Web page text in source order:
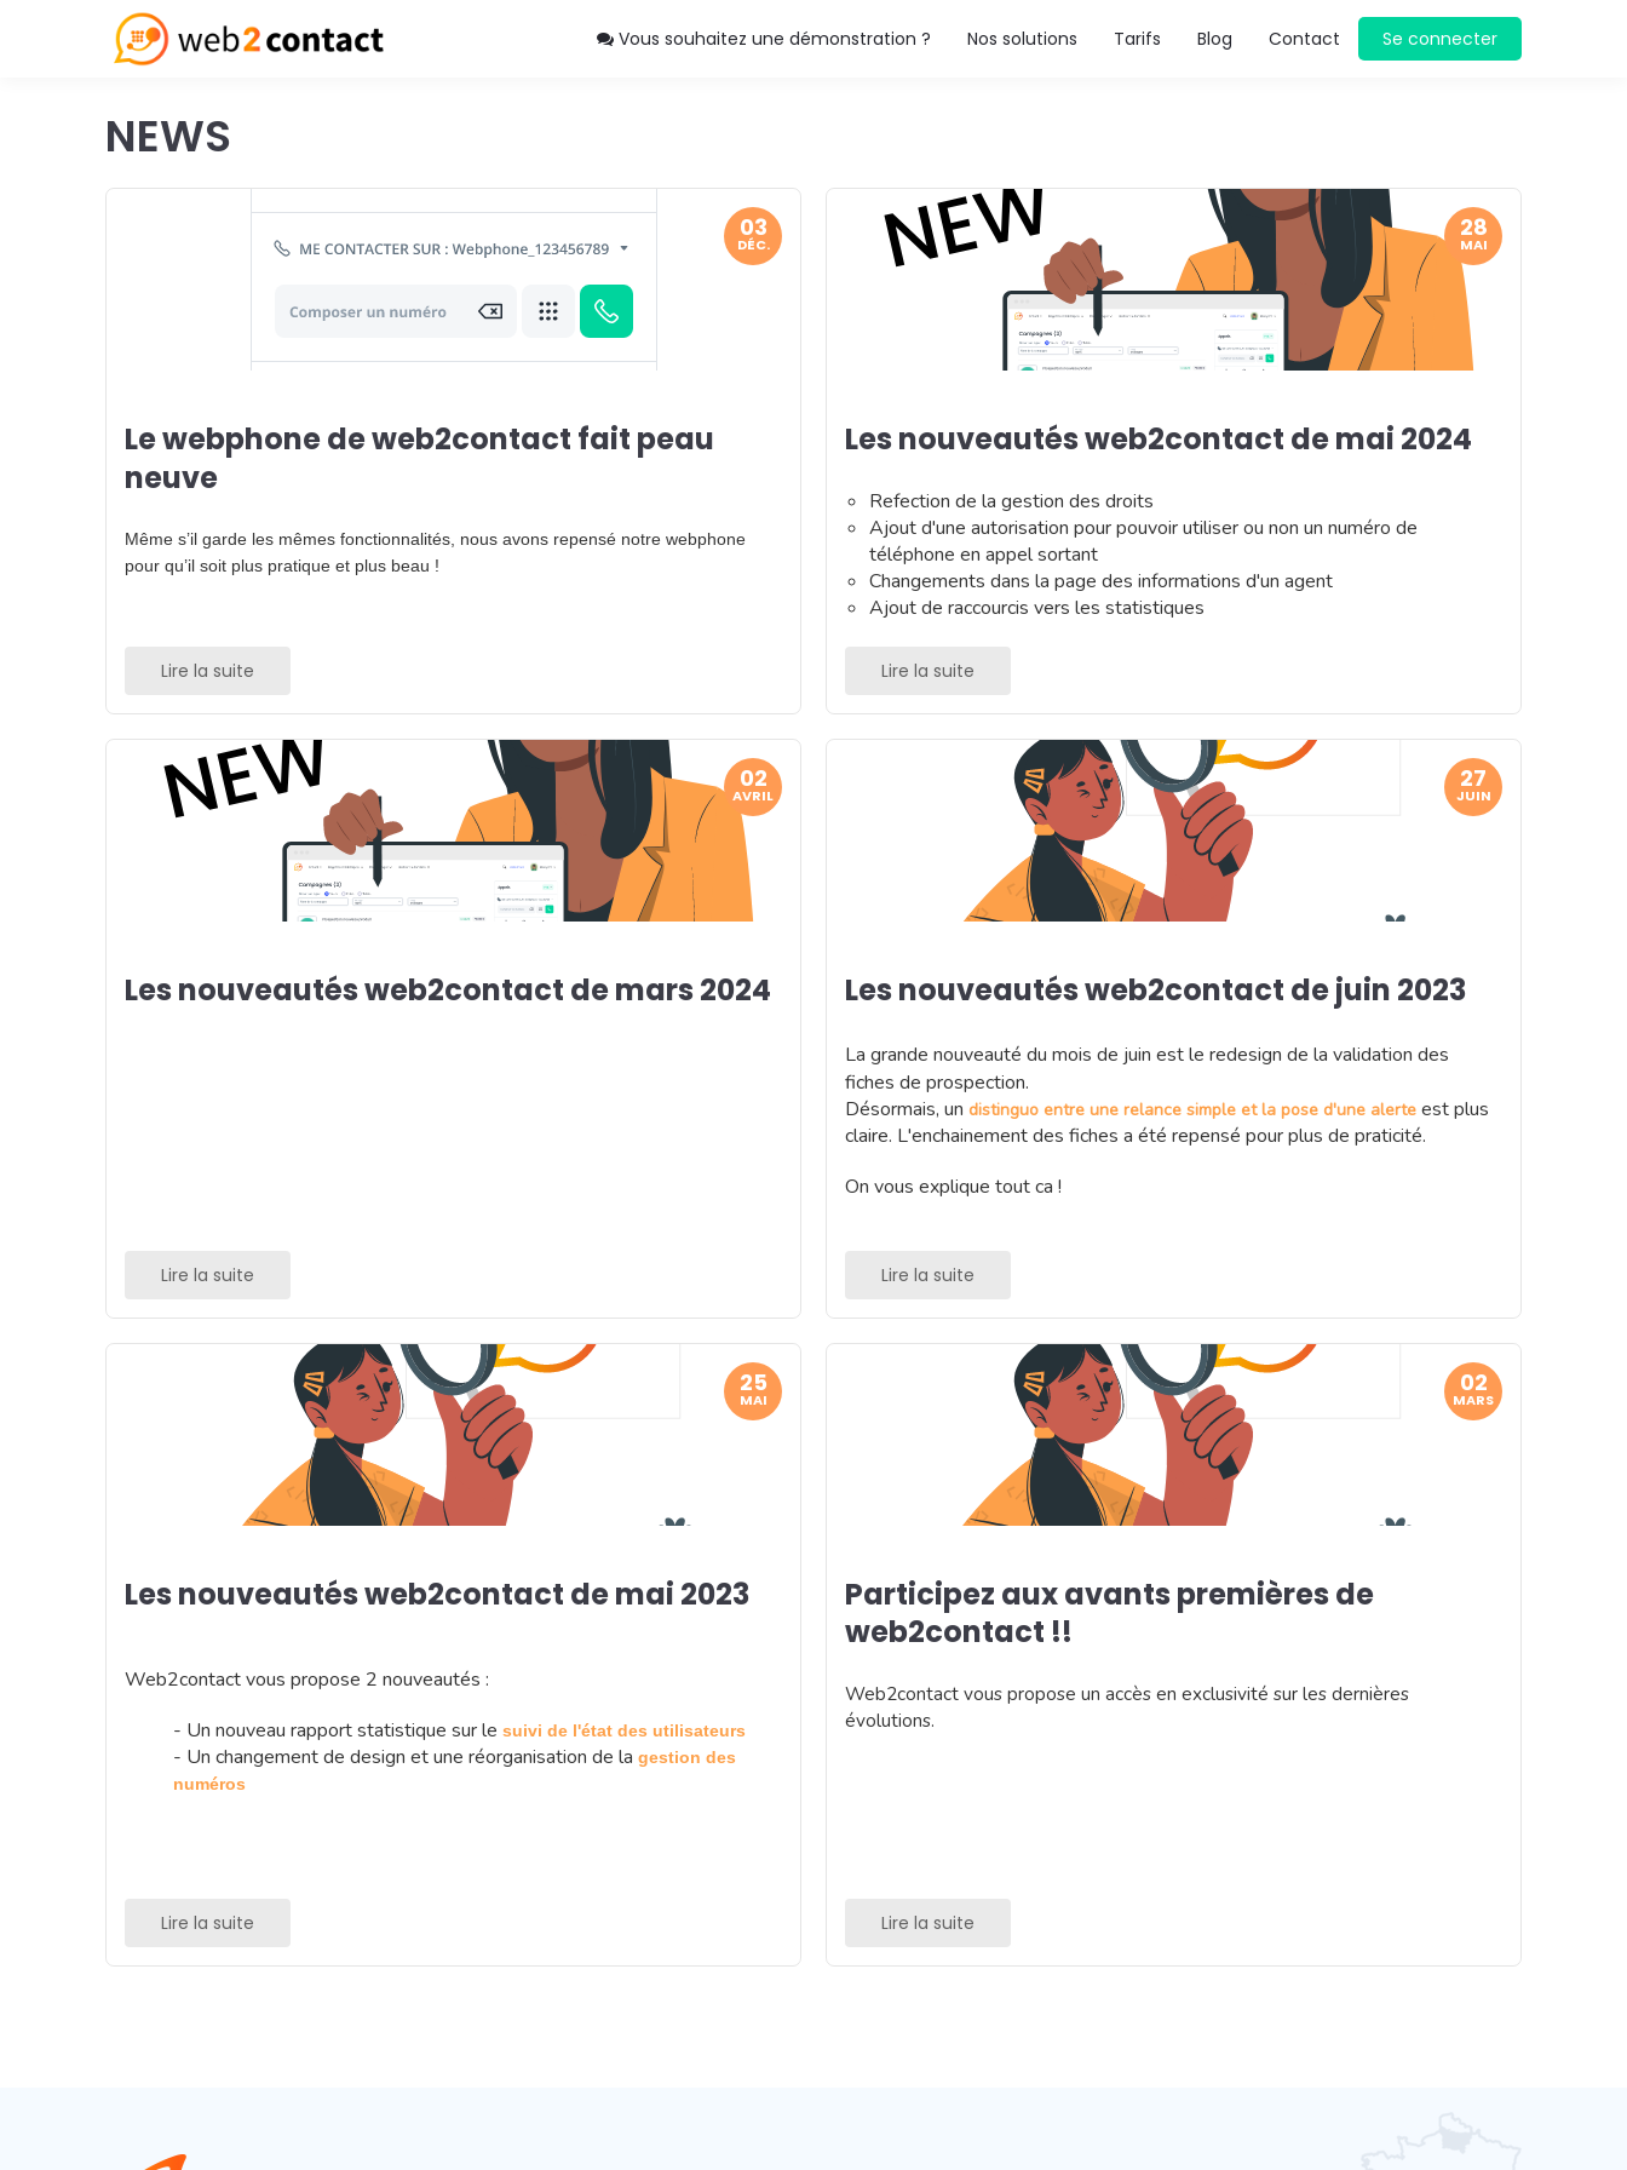
Vous souhaitez une démonstration ? Nos solutions Tarifs Blog Contact Se connecter
NEWS
03
DÉC.
Le webphone de web2contact fait peau
neuve
Même s’il garde les mêmes fonctionnalités, nous avons repensé notre webphone
pour qu’il soit plus pratique et plus beau !
Lire la suite
28
MAI
Les nouveautés web2contact de mai 2024
Refection de la gestion des droits
Ajout d'une autorisation pour pouvoir utiliser ou non un numéro de
téléphone en appel sortant
Changements dans la page des informations d'un agent
Ajout de raccourcis vers les statistiques
Lire la suite
02
AVRIL
Les nouveautés web2contact de mars 2024
Lire la suite
27
JUIN
Les nouveautés web2contact de juin 2023
La grande nouveauté du mois de juin est le redesign de la validation des
fiches de prospection.
Désormais, un distinguo entre une relance simple et la pose d'une alerte est plus
claire. L'enchainement des fiches a été repensé pour plus de praticité.
On vous explique tout ca !
Lire la suite
25
MAI
Les nouveautés web2contact de mai 2023
Web2contact vous propose 2 nouveautés :
- Un nouveau rapport statistique sur le suivi de l'état des utilisateurs
- Un changement de design et une réorganisation de la gestion des
numéros
Lire la suite
02
MARS
Participez aux avants premières de
web2contact !!
Web2contact vous propose un accès en exclusivité sur les dernières
évolutions.
Lire la suite